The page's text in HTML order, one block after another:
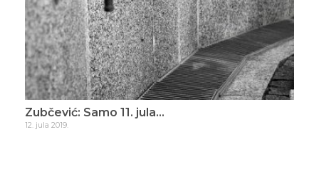
Zubčević: Samo 11. jula…
12. jula 2019.